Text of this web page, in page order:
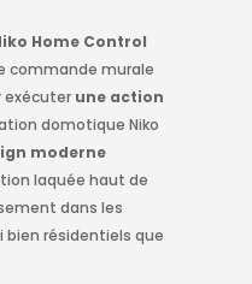
Home Control
commande murale
exécuter une action
domotique Niko
moderne
laquée haut de
dans les
résidentiels que